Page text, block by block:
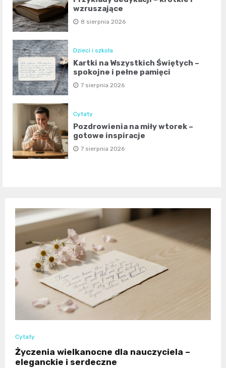
wzruszające
8 sierpnia 2026
Dzieci i szkoła
Kartki na Wszystkich Świętych –
spokojne i pełne pamięci
7 sierpnia 2026
Cytaty
Pozdrowienia na miły wtorek –
gotowe inspiracje
7 sierpnia 2026
Cytaty
Życzenia wielkanocne dla nauczyciela –
eleganckie i serdeczne